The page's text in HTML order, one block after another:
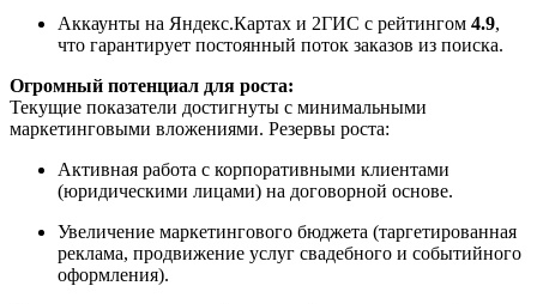
Аккаунты на Яндекс.Картах и 2ГИС с рейтингом 4.9,
что гарантирует постоянный поток заказов из поиска.
Огромный потенциал для роста:
Текущие показатели достигнуты с минимальными
маркетинговыми вложениями. Резервы роста:
Активная работа с корпоративными клиентами
(юридическими лицами) на договорной основе.
Увеличение маркетингового бюджета (таргетированная
реклама, продвижение услуг свадебного и событийного
оформления).